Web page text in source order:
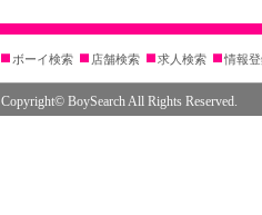
ボーイ検索 店舗検索 求人検索 情報
Copyright© BoySearch All Rights Reserved.